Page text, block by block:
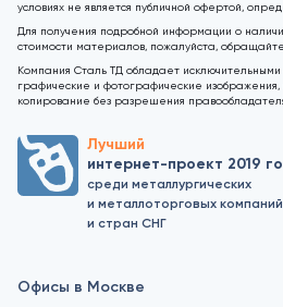
условиях не является публичной офертой,
Для получения подробной информации о
стоимости материалов, пожалуйста,
Компания Сталь ТД обладает
графические и фотографические
копирование без разрешения
Лучший
интернет-проект 2019
среди металлургических
и металлоторговых
и стран СНГ
Офисы в Москве